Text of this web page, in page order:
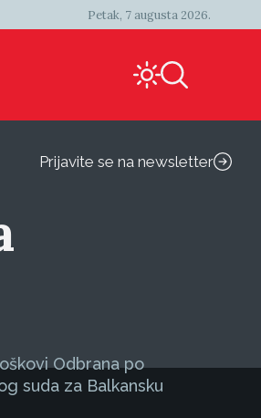
Petak, 7 augusta 2026.
Prijavite se na newsletter
Odbrana po
suda za Balkansku